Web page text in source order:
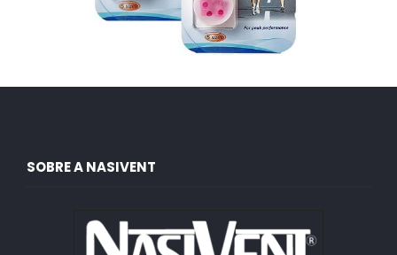
SOBRE A NASIVENT